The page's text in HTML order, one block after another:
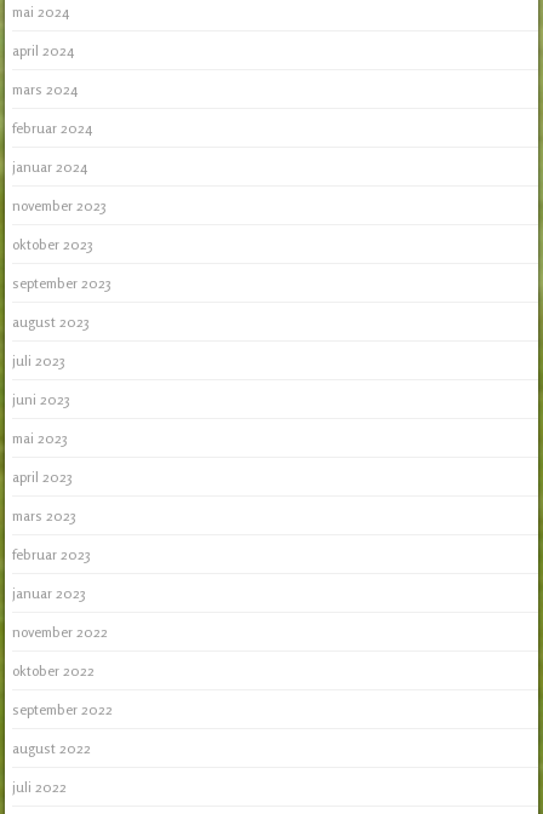
mai 2024
april 2024
mars 2024
februar 2024
januar 2024
november 2023
oktober 2023
september 2023
august 2023
juli 2023
juni 2023
mai 2023
april 2023
mars 2023
februar 2023
januar 2023
november 2022
oktober 2022
september 2022
august 2022
juli 2022